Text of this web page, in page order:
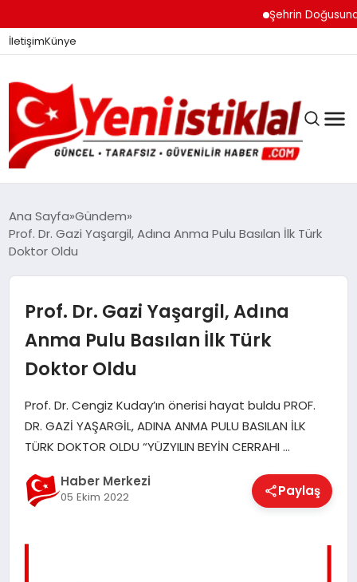
Şehrin Doğusundan
İletişimKünye
GÜNDEM
DÜNYA
EĞITIM
EKONOMI
MAGAZIN
Ana Sayfa Gündem
Prof. Dr. Gazi Yaşargil, Adına Anma Pulu Basılan İlk Türk
Doktor Oldu
Prof. Dr. Gazi Yaşargil, Adına
Anma Pulu Basılan İlk Türk
Doktor Oldu
Prof. Dr. Cengiz Kuday’ın önerisi hayat buldu PROF.
DR. GAZİ YAŞARGİL, ADINA ANMA PULU BASILAN İLK
TÜRK DOKTOR OLDU “YÜZYILIN BEYİN CERRAHI …
Haber Merkezi
05 Ekim 2022 Paylaş